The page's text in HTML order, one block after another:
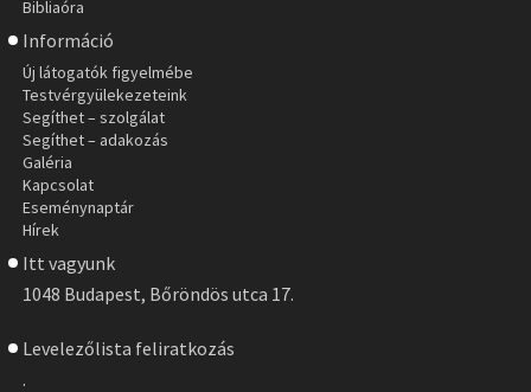
Bibliaóra
Információ
Új látogatók figyelmébe
Testvérgyülekezeteink
Segíthet – szolgálat
Segíthet – adakozás
Galéria
Kapcsolat
Eseménynaptár
Hírek
Itt vagyunk
1048 Budapest, Bőröndös utca 17.
Levelezőlista feliratkozás
.